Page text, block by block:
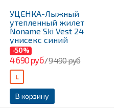
УЦЕНКА-Лыжный
утепленный жилет
Noname Ski Vest 24
унисекс синий
-50%
4 690 руб/9 490 руб
В корзину
L